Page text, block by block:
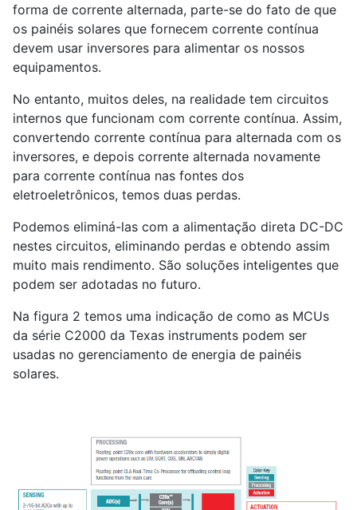
forma de corrente alternada, parte-se do fato de que
os painéis solares que fornecem corrente contínua
devem usar inversores para alimentar os nossos
equipamentos.
No entanto, muitos deles, na realidade tem circuitos
internos que funcionam com corrente contínua. Assim,
convertendo corrente contínua para alternada com os
inversores, e depois corrente alternada novamente
para corrente contínua nas fontes dos
eletroeletrônicos, temos duas perdas.
Podemos eliminá-las com a alimentação direta DC-DC
nestes circuitos, eliminando perdas e obtendo assim
muito mais rendimento. São soluções inteligentes que
podem ser adotadas no futuro.
Na figura 2 temos uma indicação de como as MCUs
da série C2000 da Texas instruments podem ser
usadas no gerenciamento de energia de painéis
solares.